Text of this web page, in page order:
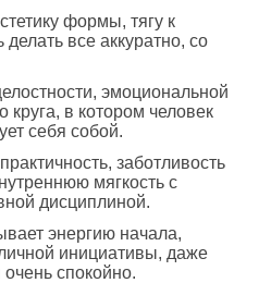
формы, тягу к
делать все аккуратно, со
эмоциональной
круга, в котором человек
себя собой.
заботливость
мягкость с
дисциплиной.
энергию начала,
инициативы, даже
спокойно.